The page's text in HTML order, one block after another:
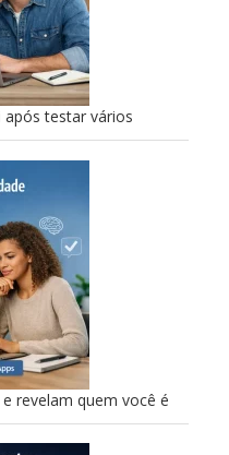
após testar vários
revelam quem você é